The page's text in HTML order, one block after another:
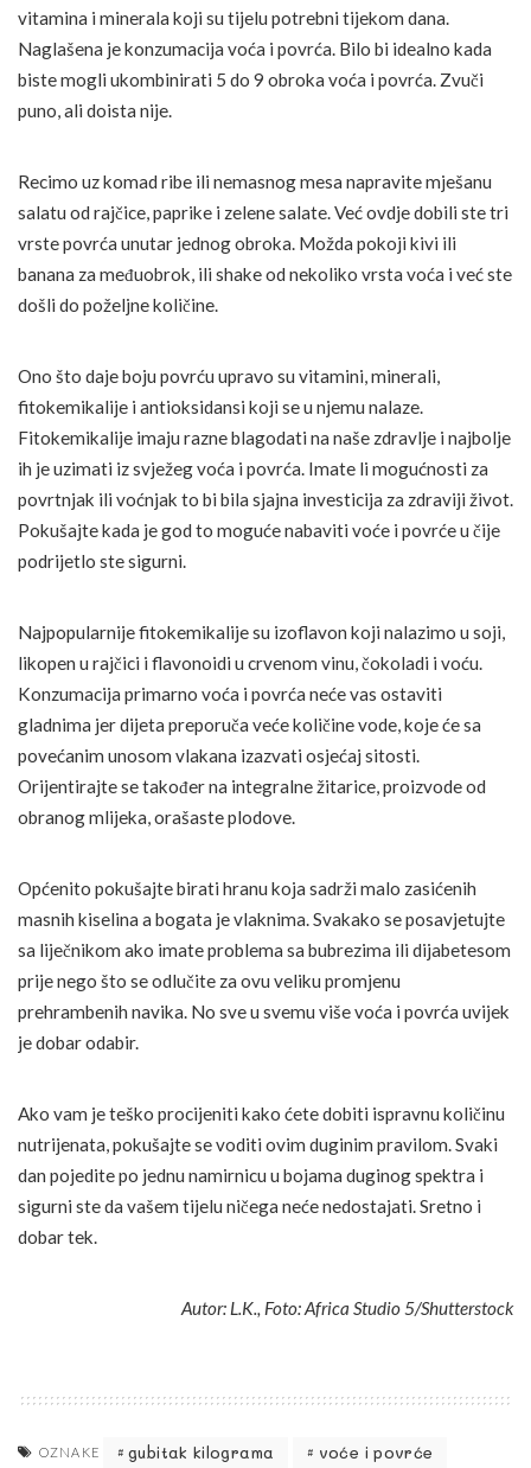
vitamina i minerala koji su tijelu potrebni tijekom dana.
Naglašena je konzumacija voća i povrća. Bilo bi idealno kada
biste mogli ukombinirati 5 do 9 obroka voća i povrća. Zvuči
puno, ali doista nije.
Recimo uz komad ribe ili nemasnog mesa napravite mješanu
salatu od rajčice, paprike i zelene salate. Već ovdje dobili ste tri
vrste povrća unutar jednog obroka. Možda pokoji kivi ili
banana za međuobrok, ili shake od nekoliko vrsta voća i već ste
došli do poželjne količine.
Ono što daje boju povrću upravo su vitamini, minerali,
fitokemikalije i antioksidansi koji se u njemu nalaze.
Fitokemikalije imaju razne blagodati na naše zdravlje i najbolje
ih je uzimati iz svježeg voća i povrća. Imate li mogućnosti za
povrtnjak ili voćnjak to bi bila sjajna investicija za zdraviji život.
Pokušajte kada je god to moguće nabaviti voće i povrće u čije
podrijetlo ste sigurni.
Najpopularnije fitokemikalije su izoflavon koji nalazimo u soji,
likopen u rajčici i flavonoidi u crvenom vinu, čokoladi i voću.
Konzumacija primarno voća i povrća neće vas ostaviti
gladnima jer dijeta preporuča veće količine vode, koje će sa
povećanim unosom vlakana izazvati osjećaj sitosti.
Orijentirajte se također na integralne žitarice, proizvode od
obranog mlijeka, orašaste plodove.
Općenito pokušajte birati hranu koja sadrži malo zasićenih
masnih kiselina a bogata je vlaknima. Svakako se posavjetujte
sa liječnikom ako imate problema sa bubrezima ili dijabetesom
prije nego što se odlučite za ovu veliku promjenu
prehrambenih navika. No sve u svemu više voća i povrća uvijek
je dobar odabir.
Ako vam je teško procijeniti kako ćete dobiti ispravnu količinu
nutrijenata, pokušajte se voditi ovim duginim pravilom. Svaki
dan pojedite po jednu namirnicu u bojama duginog spektra i
sigurni ste da vašem tijelu ničega neće nedostajati. Sretno i
dobar tek.
Autor: L.K., Foto: Africa Studio 5/Shutterstock
OZNAKE gubitak kilograma voće i povrće